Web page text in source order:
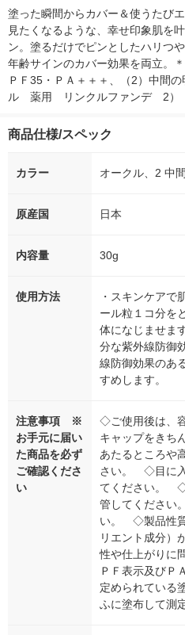
塗った瞬間からカバー＆使うたび
見たくなるような、幸せ印象肌を
ン。塗るだけでピンとしたハリつ
年齢サインのカバー効果を両立。
ＰＦ35・ＰＡ＋＋＋、（2）中間
ル　薬用　リンクルファンデ　2）
商品仕様/スペック
カラー オークル、2 中
原産国 日本
内容量 30g
使用方法
・スキンケアで
ール粒１コ分を
体になじませま
分な紫外線防御
線防御効果のあ
すめします。
注意事項 ※
お手元に届い
た商品を必ず
ご確認くださ
い
◇ご使用後は、
キャップをき
あたるところや
さい。 ◇目に入
てください。 ◇
管してくださ
い。 ◇製品性質
リエント成分）
性や仕上がりに
ＰＦ表示及びＰ
定められている
ふに塗布して測